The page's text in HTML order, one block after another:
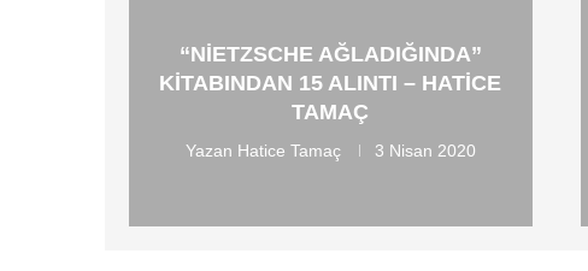
“NIETZSCHE AĞLADIĞINDA”
KITABINDAN 15 ALINTI – HATICE
TAMAÇ
Yazan Hatice Tamaç 3 Nisan 2020